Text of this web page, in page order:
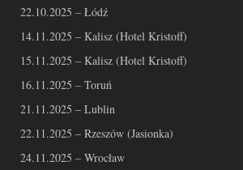
22.10.2025 – Łódź
14.11.2025 – Kalisz (Hotel Kristoff)
15.11.2025 – Kalisz (Hotel Kristoff)
16.11.2025 – Toruń
21.11.2025 – Lublin
22.11.2025 – Rzeszów (Jasionka)
24.11.2025 – Wrocław